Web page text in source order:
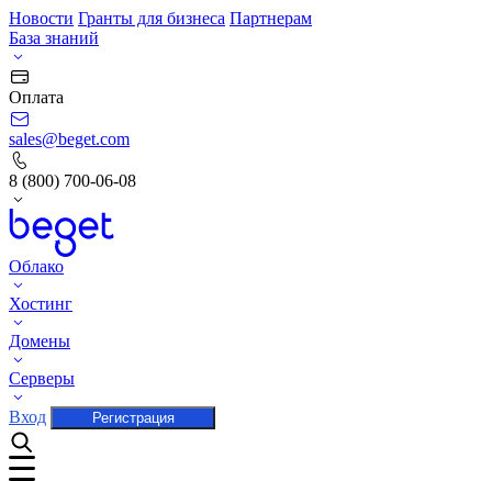
Новости Гранты для бизнеса Партнерам
База знаний
Оплата
sales@beget.com
8 (800) 700-06-08
Облако
Хостинг
Домены
Серверы
Вход Регистрация